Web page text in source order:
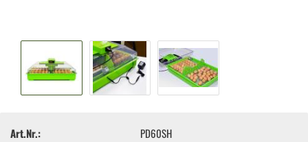
Art.Nr.:
PD60SH